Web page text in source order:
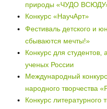
природы «ЧУДО ВСЮДУ»
Конкурс «НаучАрт»
Фестиваль детского и
сбываются мечты!»
Конкурс для
ученых России
Международный конкурс
народного творчества
Конкурс